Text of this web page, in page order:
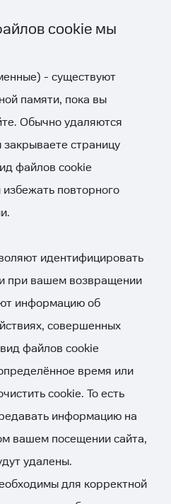
cookie мы
- существуют
памяти, пока вы
Обычно удаляются
закрываете страницу
файлов cookie
повторного
идентифицировать
при вашем возвращении
информацию об
совершенных
файлов cookie
время или
cookie. То есть
информацию на
вашем посещении сайта,
удалены.
для корректной